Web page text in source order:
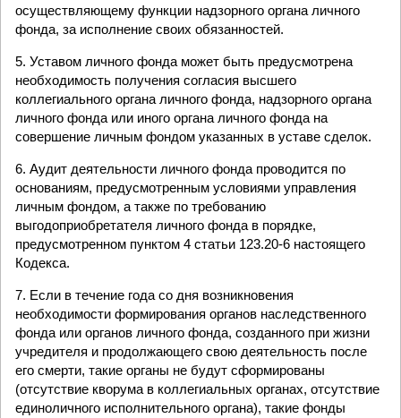
осуществляющему функции надзорного органа личного
фонда, за исполнение своих обязанностей.
5. Уставом личного фонда может быть предусмотрена
необходимость получения согласия высшего
коллегиального органа личного фонда, надзорного органа
личного фонда или иного органа личного фонда на
совершение личным фондом указанных в уставе сделок.
6. Аудит деятельности личного фонда проводится по
основаниям, предусмотренным условиями управления
личным фондом, а также по требованию
выгодоприобретателя личного фонда в порядке,
предусмотренном пунктом 4 статьи 123.20-6 настоящего
Кодекса.
7. Если в течение года со дня возникновения
необходимости формирования органов наследственного
фонда или органов личного фонда, созданного при жизни
учредителя и продолжающего свою деятельность после
его смерти, такие органы не будут сформированы
(отсутствие кворума в коллегиальных органах, отсутствие
единоличного исполнительного органа), такие фонды